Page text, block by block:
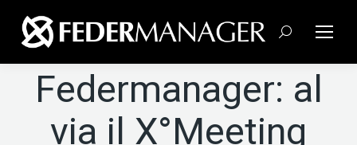
Cerca:
Federmanager: al
via il X°Meeting